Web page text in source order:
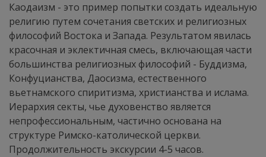
Каодаизм - это пример попытки создать идеальную
религию путем сочетания светских и религиозных
философий Востока и Запада. Результатом явилась
красочная и эклектичная смесь, включающая части
большинства религиозных философий - Буддизма,
Конфуцианства, Даосизма, естественного
вьетнамского спиритизма, христианства и ислама.
Иерархия секты, чье духовенство является
непрофессиональным, частично основана на
структуре Римско-католической церкви.
Продолжительность экскурсии 4-5 часов.